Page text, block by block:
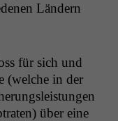
Län­dern
für sich und
(welche in der
über eine